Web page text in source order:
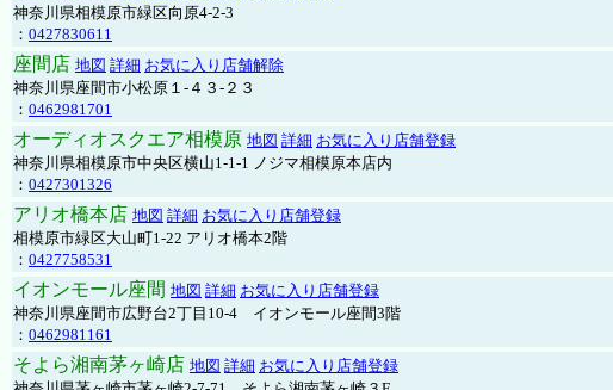
神奈川県相模原市緑区向原4-2-3
： 0427830611
座間店 地図 詳細 お気に入り店舗解除
神奈川県座間市小松原１-４３-２３
： 0462981701
オーディオスクエア相模原 地図 詳細 お気に入り店舗登録
神奈川県相模原市中央区横山1-1-1 ノジマ相模原本店内
： 0427301326
アリオ橋本店 地図 詳細 お気に入り店舗登録
相模原市緑区大山町1-22 アリオ橋本2階
： 0427758531
イオンモール座間 地図 詳細 お気に入り店舗登録
神奈川県座間市広野台2丁目10-4 イオンモール座間3階
： 0462981161
そよら湘南茅ヶ崎店 地図 詳細 お気に入り店舗登録